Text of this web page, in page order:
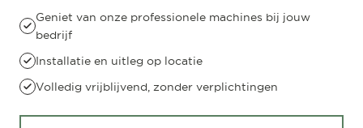
Geniet van onze professionele machines bij jouw
bedrijf
Installatie en uitleg op locatie
Volledig vrijblijvend, zonder verplichtingen